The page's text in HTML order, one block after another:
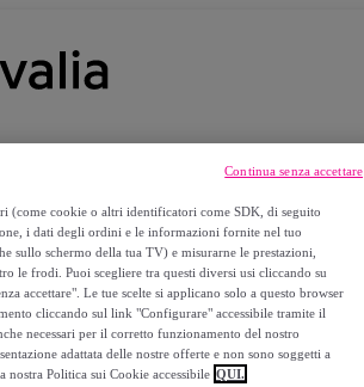
(come cookie o altri identificatori come SDK, di seguito
i dati degli ordini e le informazioni fornite nel tuo
schermo della tua TV) e misurarne le prestazioni,
le frodi. Puoi scegliere tra questi diversi usi cliccando su
accettare". Le tue scelte si applicano solo a questo browser
cliccando sul link "Configurare" accessibile tramite il
necessari per il corretto funzionamento del nostro
adattata delle nostre offerte e non sono soggetti a
Politica sui Cookie accessibile QUI.
Continua senza accettare